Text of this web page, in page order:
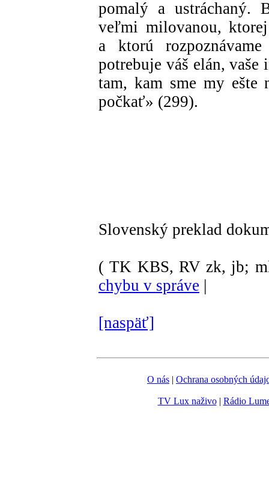
pomalý a ustráchaný.
veľmi milovanou,
a ktorú
potrebuje váš elán,
tam, kam sme my ešte
počkať» (299).
Slovenský preklad
( TK KBS, RV zk, jb;
chybu v správe |
[naspäť]
O nás | Ochrana osobných
TV Lux naživo| Rádio